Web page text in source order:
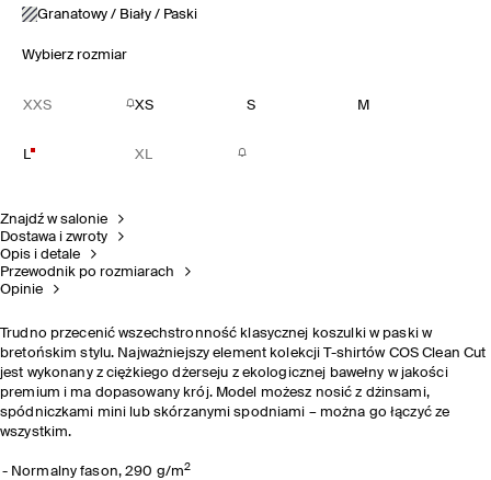
Granatowy / Biały / Paski
Wybierz rozmiar
XXS XS S M
L XL
Znajdź w salonie
Dostawa i zwroty
Opis i detale
Przewodnik po rozmiarach
Opinie
Trudno przecenić wszechstronność klasycznej koszulki w paski w
bretońskim stylu. Najważniejszy element kolekcji T-shirtów COS Clean Cut
jest wykonany z ciężkiego dżerseju z ekologicznej bawełny w jakości
premium i ma dopasowany krój. Model możesz nosić z dżinsami,
spódniczkami mini lub skórzanymi spodniami – można go łączyć ze
wszystkim.
Normalny fason, 290 g/m2